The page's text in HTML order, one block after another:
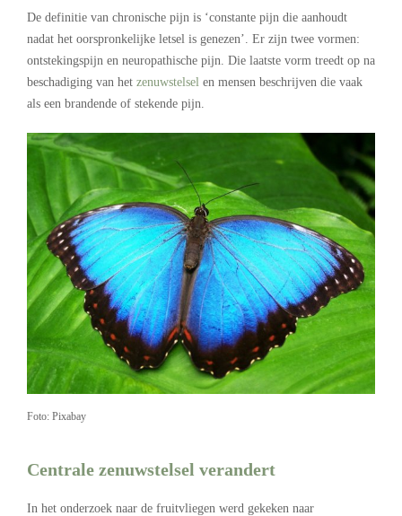
De definitie van chronische pijn is ‘constante pijn die aanhoudt
nadat het oorspronkelijke letsel is genezen’. Er zijn twee vormen:
ontstekingspijn en neuropathische pijn. Die laatste vorm treedt op na
beschadiging van het zenuwstelsel en mensen beschrijven die vaak
als een brandende of stekende pijn.
Foto: Pixabay
Centrale zenuwstelsel verandert
In het onderzoek naar de fruitvliegen werd gekeken naar